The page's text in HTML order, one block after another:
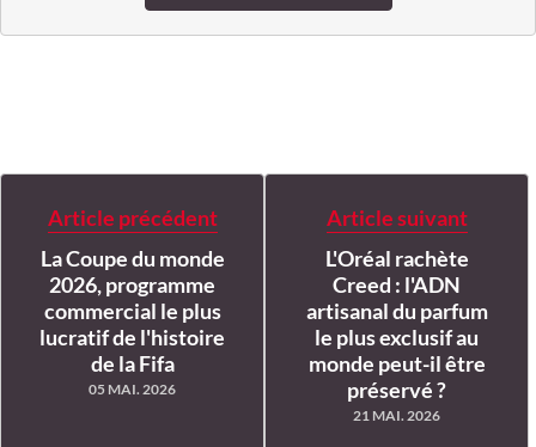
Article précédent
La Coupe du monde
2026, programme
commercial le plus
lucratif de l'histoire
de la Fifa
05 MAI. 2026
Article suivant
L'Oréal rachète
Creed : l'ADN
artisanal du parfum
le plus exclusif au
monde peut-il être
préservé ?
21 MAI. 2026